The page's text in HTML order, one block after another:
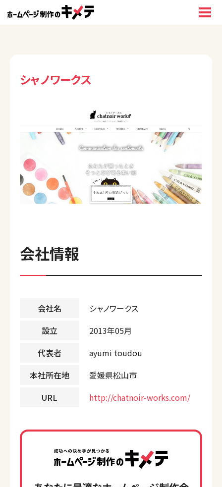
シャノワークス
会社情報
会社名
シャノワークス
設立
2013年05月
代表者
ayumi toudou
本社所在地
愛媛県松山市
URL
http://chatnoir-works.com/